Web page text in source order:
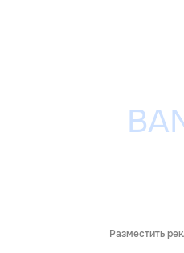
Разместить